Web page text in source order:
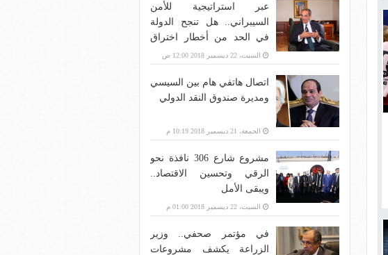
عبر استراتيجية للأمن
السيبراني.. هل تنجح الدولة
في الحد من أخطار اختراق
بنية الاتصالات؟
السبت، 22 ديسمبر 2018 12:00 ص
اتصال هاتفي هام بين السيسي
ومديرة صندوق النقد الدولي
الجمعة، 21 ديسمبر 2018 10:19 م
مشروع شارع 306 نافذة نحو
الرقي وتحسين الاقتصاد..
ويبقى الأمل
السبت، 22 ديسمبر 2018 01:00 م
في مؤتمر صحفي.. وزير
الزراعة يكشف مشروعات